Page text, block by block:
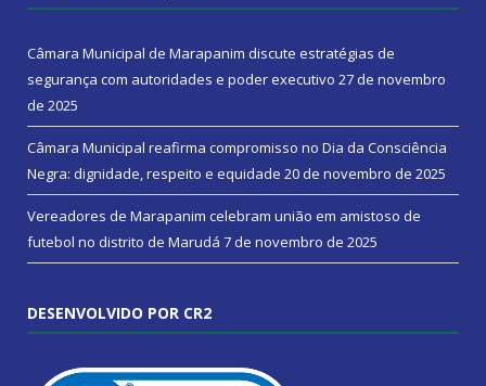
Câmara Municipal de Marapanim discute estratégias de
segurança com autoridades e poder executivo 27 de novembro
de 2025
Câmara Municipal reafirma compromisso no Dia da Consciência
Negra: dignidade, respeito e equidade 20 de novembro de 2025
Vereadores de Marapanim celebram união em amistoso de
futebol no distrito de Marudá 7 de novembro de 2025
DESENVOLVIDO POR CR2